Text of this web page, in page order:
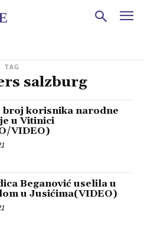
TAG
salzburg
broj korisnika narodne
u Vitinici
VIDEO)
Beganović uselila u
u Jusićima(VIDEO)